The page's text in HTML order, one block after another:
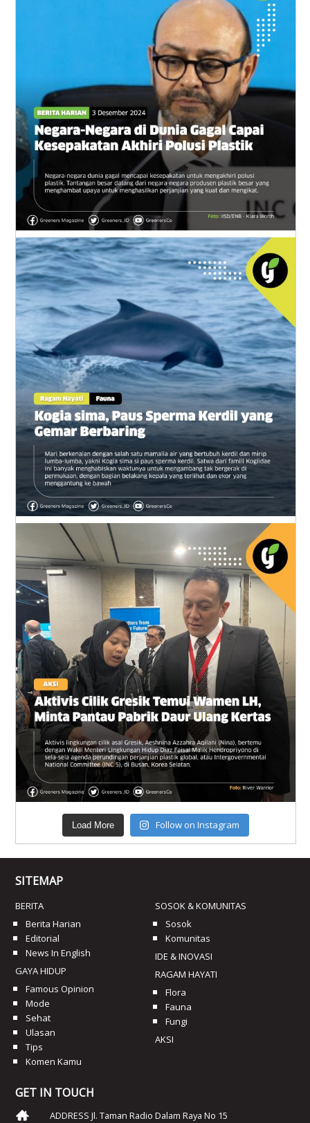
Load More Follow on Instagram
SITEMAP
BERITA
Berita Harian
Editorial
News In English
GAYA HIDUP
Famous Opinion
Mode
Sehat
Ulasan
Tips
Komen Kamu
SOSOK & KOMUNITAS
Sosok
Komunitas
IDE & INOVASI
RAGAM HAYATI
Flora
Fauna
Fungi
AKSI
GET IN TOUCH
ADDRESS Jl. Taman Radio Dalam Raya No 15